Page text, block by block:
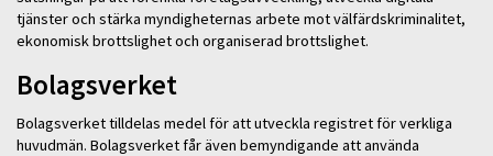
tjänster och stärka myndigheternas arbete mot välfärdskriminalitet,
ekonomisk brottslighet och organiserad brottslighet.
Bolagsverket
Bolagsverket tilldelas medel för att utveckla registret för verkliga
huvudmän. Bolagsverket får även bemyndigande att använda